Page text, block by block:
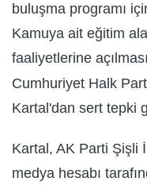
buluşma programı
Kamuya ait eğitim
faaliyetlerine
Cumhuriyet Halk
Kartal'dan sert tepki
Kartal, AK Parti Şişli
medya hesabı